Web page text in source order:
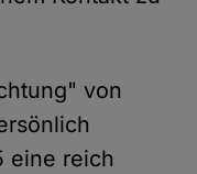
von
eine reich